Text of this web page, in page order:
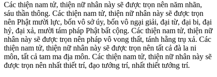
Các thiện nam tử, thiện nữ nhân này sẽ được trọn nên năm nhãn,
sáu thần thông. Các thiện nam tử, thiện nữ nhân này sẽ được trọn
nên Phật mười lực, bốn vô sở úy, bốn vô ngại giải, đại từ, đại bi, đại
hỷ, đại xả, mười tám pháp Phật bất cộng. Các thiện nam tử, thiện nữ
nhân này sẽ được trọn nên pháp vô vong thất, tánh hằng trụ xả. Các
thiện nam tử, thiện nữ nhân này sẽ được trọn nên tất cả đà la ni
môn, tất cả tam ma địa môn. Các thiện nam tử, thiện nữ nhân này sẽ
được trọn nên nhất thiết trí, đạo tướng trí, nhất thiết tướng trí.